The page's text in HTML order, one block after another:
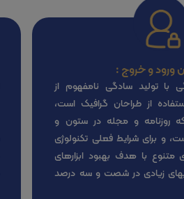
ورود و خروج :
با تولید سادگی نامفهوم از
از طراحان گرافیک است،
روزنامه و مجله در ستون و
و برای شرایط فعلی تکنولوژی
متنوع با هدف بهبود ابزارهای
زیادی در شصت و سه درصد